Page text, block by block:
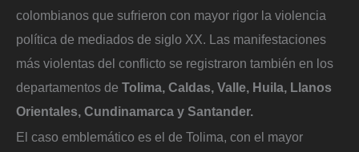
colombianos que sufrieron con mayor rigor la violencia
política de mediados de siglo XX. Las manifestaciones
más violentas del conflicto se registraron también en los
departamentos de Tolima, Caldas, Valle, Huila, Llanos
Orientales, Cundinamarca y Santander.
El caso emblemático es el de Tolima, con el mayor